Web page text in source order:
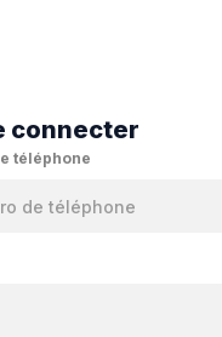
connecter
téléphone